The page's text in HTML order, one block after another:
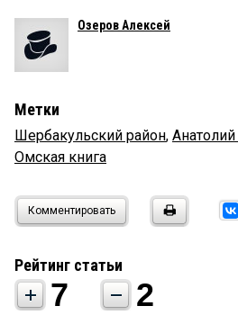
Озеров Алексей
Метки
Шербакульский район,
Омская книга
Комментировать
Рейтинг статьи
7 2